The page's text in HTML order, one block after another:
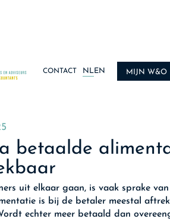
CONTACT NL EN MIJN W&O
betaalde
uit elkaar gaan, is vaak sprake
is bij de betaler meestal
echter meer betaald dan